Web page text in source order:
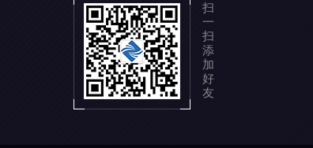
扫
一
扫
添
加
好
友